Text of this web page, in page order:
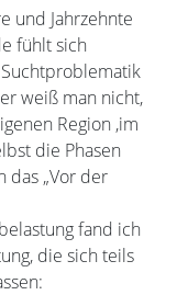
und Jahrzehnte
fühlt sich
weiß man nicht,
Region ,im
die Phasen
das „Vor der
fand ich
die sich teils